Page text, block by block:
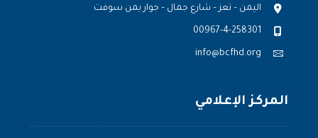
اليمن – تعز – شارع جمال – جوار يمن سوفت
00967-4-258301
info@bcfhd.org
المركز الإعلامي